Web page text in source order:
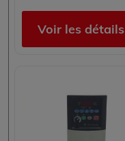
Voir les détails